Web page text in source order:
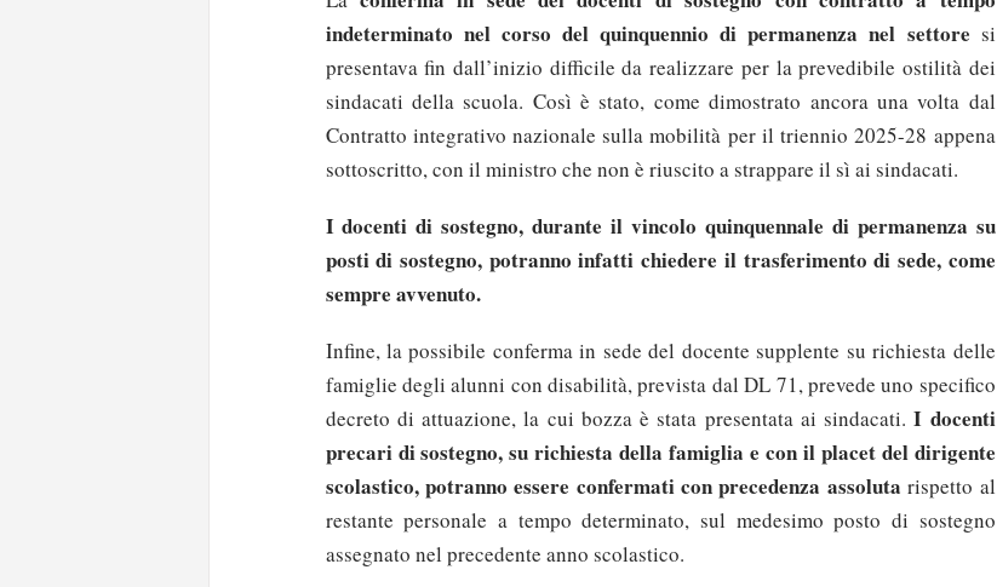
indeterminato nel corso del quinquennio di permanenza nel settore si
presentava fin dall’inizio difficile da realizzare per la prevedibile ostilità dei
sindacati della scuola. Così è stato, come dimostrato ancora una volta dal
Contratto integrativo nazionale sulla mobilità per il triennio 2025-28 appena
sottoscritto, con il ministro che non è riuscito a strappare il sì ai sindacati.
I docenti di sostegno, durante il vincolo quinquennale di permanenza su
posti di sostegno, potranno infatti chiedere il trasferimento di sede, come
sempre avvenuto.
Infine, la possibile conferma in sede del docente supplente su richiesta delle
famiglie degli alunni con disabilità, prevista dal DL 71, prevede uno specifico
decreto di attuazione, la cui bozza è stata presentata ai sindacati. I docenti
precari di sostegno, su richiesta della famiglia e con il placet del dirigente
scolastico, potranno essere confermati con precedenza assoluta rispetto al
restante personale a tempo determinato, sul medesimo posto di sostegno
assegnato nel precedente anno scolastico.